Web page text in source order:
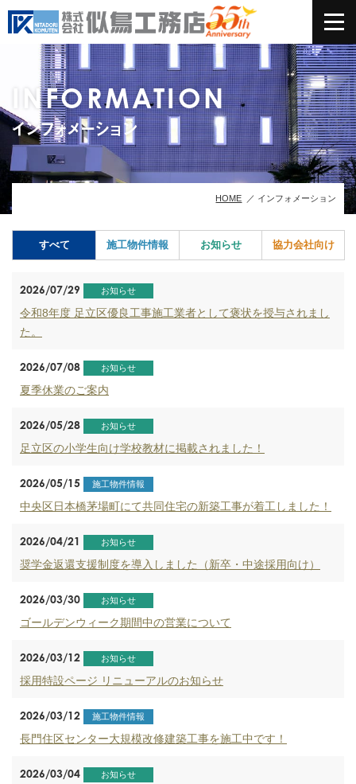
INFORMATION
インフォメーション
HOME インフォメーション
すべて 施工物件情報 お知らせ 協力会社向け
2026/07/29 お知らせ
令和8年度 足立区優良工事施工業者として褒状を授与されまし
た。
2026/07/08 お知らせ
夏季休業のご案内
2026/05/28 お知らせ
足立区の小学生向け学校教材に掲載されました！
2026/05/15 施工物件情報
中央区日本橋茅場町にて共同住宅の新築工事が着工しました！
2026/04/21 お知らせ
奨学金返還支援制度を導入しました（新卒・中途採用向け）
2026/03/30 お知らせ
ゴールデンウィーク期間中の営業について
2026/03/12 お知らせ
採用特設ページ リニューアルのお知らせ
2026/03/12 施工物件情報
長門住区センター大規模改修建築工事を施工中です！
2026/03/04 お知らせ